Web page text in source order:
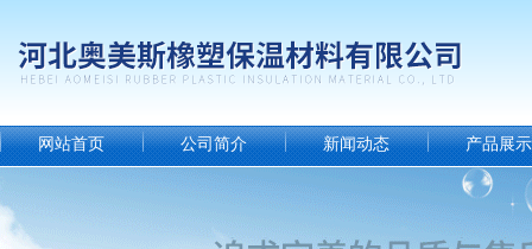
网站首页 公司简介 新闻动态 产品展示